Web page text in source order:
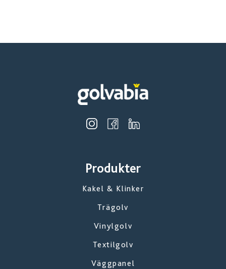
Produkter
Kakel & Klinker
Trägolv
Vinylgolv
Textilgolv
Väggpanel